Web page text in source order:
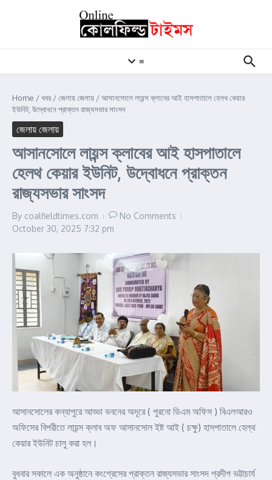
≡
Home /খবর /জেলায় জেলায় /আসানসোলে লায়ন্স ক্লাবের আই হাসপাতালে হেলথ কেয়ার
ইউনিট, উদ্বোধনে প্রাক্তন রাজ্যসভার সাংসদ
জেলায় জেলায়
আসানসোলে লায়ন্স ক্লাবের আই হাসপাতালে
হেলথ কেয়ার ইউনিট, উদ্বোধনে প্রাক্তন
রাজ্যসভার সাংসদ
By coalfieldtimes.com
No Comments
October 30, 2025 7:32 pm
আসানসোলের কন্যাপুরে আড্ডা ভবনের অদূরে ( পুরনো ডিএম অফিস ) বিএলআরও
অফিসের বিপরীতে লায়ন্স ক্লাব অফ আসানসোল ইষ্ট আই ( চক্ষু) হাসপাতালে হেল্থ
কেয়ার ইউনিট চালু করা হল।
বুধবার সকালে এক অনুষ্ঠানে কংগ্রেসের প্রাক্তন রাজ্যসভার সাংসদ প্রদীপ ভট্টাচার্য